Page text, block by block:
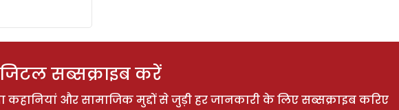
सब्सक्राइब करें
कहानियां और सामाजिक मुद्दों से जुड़ी हर जानकारी के लिए सब्सक्राइब करिए